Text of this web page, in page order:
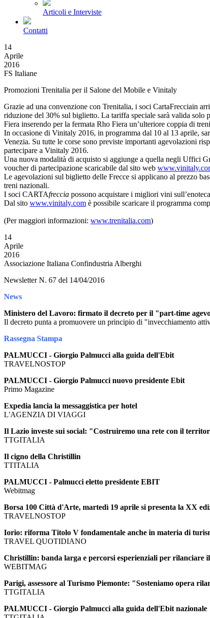
Articoli e Interviste
Contatti
14
Aprile
2016
FS Italiane
Promozioni Trenitalia per il Salone del Mobile e Vinitaly
Grazie ad una convenzione con Trenitalia, i soci CartaFrecciain
riduzione del 30% sul biglietto. La tariffa speciale sarà valida solo
Fiera inserendo per la fermata Rho Fiera un’ulteriore coppia di
In occasione di Vinitaly 2016, in programma dal 10 al 13 aprile,
Venezia. Su tutte le corse sono previste importanti agevolazioni
partecipare a Vinitaly 2016.
Una nuova modalità di acquisto si aggiunge a quella negli Uffici
voucher di partecipazione scaricabile dal sito web
Le agevolazioni sul biglietto delle Frecce si applicano al prezzo
treni nazionali.
I soci CARTAfreccia possono acquistare i migliori vini
Dal sito www.vinitaly.com è possibile scaricare il programma
(Per maggiori informazioni: www.trenitalia.com)
14
Aprile
2016
Associazione Italiana Confindustria Alberghi
Newsletter N. 67 del 14/04/2016
News
Ministero del Lavoro: firmato il decreto per il "part-time
Il decreto punta a promuovere un principio di "invecchiamento
Rassegna Stampa
PALMUCCI - Giorgio Palmucci alla guida dell'Ebit
TRAVELNOSTOP
PALMUCCI - Giorgio Palmucci nuovo presidente Ebit
Primo Magazine
Expedia lancia la messaggistica per hotel
L'AGENZIA DI VIAGGI
Il Lazio investe sui social: "Costruiremo una rete con il
TTGITALIA
Il cigno della Christillin
TTITALIA
PALMUCCI - Palmucci eletto presidente EBIT
Webitmag
Borsa 100 Città d'Arte, martedì 19 aprile si presenta la XX
TRAVELNOSTOP
Iorio: riforma Titolo V fondamentale anche in materia di
TRAVEL QUOTIDIANO
Christillin: banda larga e percorsi esperienziali per rilanciare
WEBITMAG
Parigi, assessore al Turismo Piemonte: "Sosteniamo opera
TTGITALIA
PALMUCCI - Giorgio Palmucci alla guida dell'Ebit nazionale